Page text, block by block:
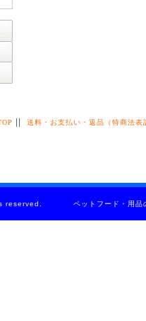
|| 送料・お支払い・返品（特商法表
reserved. ペットフード・用品